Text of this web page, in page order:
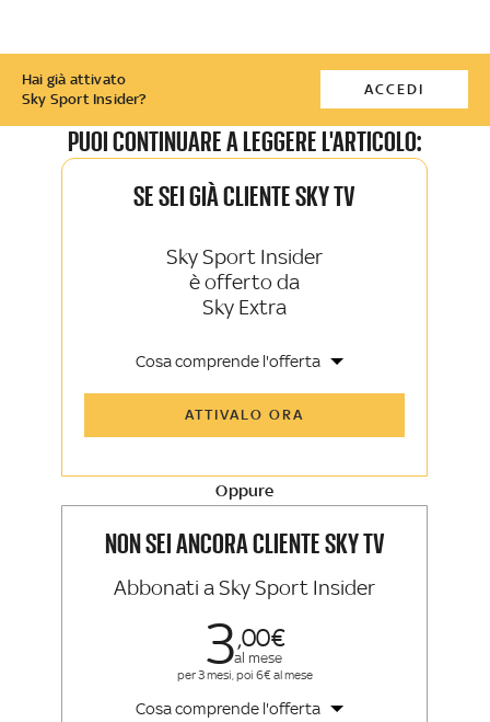
Hai già attivato
Sky Sport Insider?
ACCEDI
PUOI CONTINUARE A LEGGERE L'ARTICOLO:
SE SEI GIÀ CLIENTE SKY TV
Sky Sport Insider
è offerto da
Sky Extra
Cosa comprende l'offerta
Sky TG24 Insider
Sport e Sky TG24
La newsletter esclusiva di Sky Sport
ATTIVALO ORA
Oppure
NON SEI ANCORA CLIENTE SKY TV
Abbonati a Sky Sport Insider
300
al mese
per 3 mesi, poi 6€ al mese
Cosa comprende l'offerta